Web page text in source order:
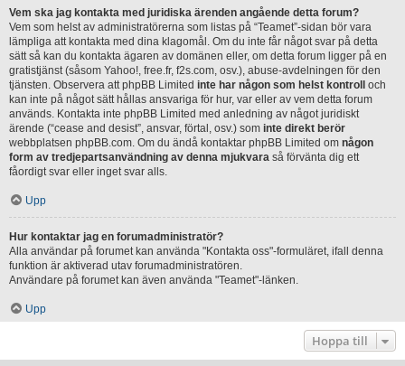
Vem ska jag kontakta med juridiska ärenden angående detta forum?
Vem som helst av administratörerna som listas på “Teamet”-sidan bör vara
lämpliga att kontakta med dina klagomål. Om du inte får något svar på detta
sätt så kan du kontakta ägaren av domänen eller, om detta forum ligger på en
gratistjänst (såsom Yahoo!, free.fr, f2s.com, osv.), abuse-avdelningen för den
tjänsten. Observera att phpBB Limited inte har någon som helst kontroll
och
kan inte på något sätt hållas ansvariga för hur, var eller av vem detta forum
används. Kontakta inte phpBB Limited med anledning av något juridiskt
ärende (“cease and desist”, ansvar, förtal, osv.) som inte direkt berör
webbplatsen phpBB.com. Om du ändå kontaktar phpBB Limited om någon
form av tredjepartsanvändning av denna mjukvara så förvänta dig ett
fåordigt svar eller inget svar alls.
Upp
Hur kontaktar jag en forumadministratör?
Alla användar på forumet kan använda "Kontakta oss"-formuläret, ifall denna
funktion är aktiverad utav forumadministratören.
Användare på forumet kan även använda "Teamet"-länken.
Upp
Hoppa till